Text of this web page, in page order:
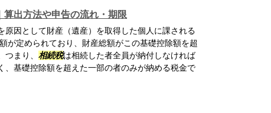
出方法や申告の流れ・期限
原因として財産（遺産）を取得した個人に課される
が定められており、財産総額がこの基礎控除額を超
まり、 相続税は相続した者全員が納付しなければ
、基礎控除額を超えた一部の者のみが納める税金で